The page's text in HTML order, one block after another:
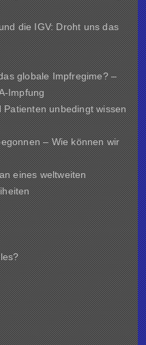
die IGV: Droht uns das
globale Impfregime? –
Impfung
Patienten unbedingt wissen
– Wie können wir
eines weltweiten